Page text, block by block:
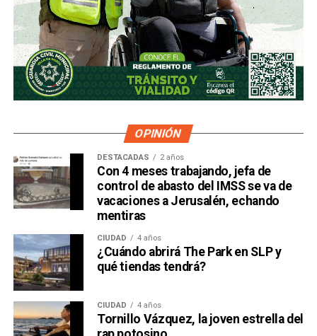
OPINIÓN
DESTACADAS 2 años
Con 4 meses trabajando, jefa de
control de abasto del IMSS se va de
vacaciones a Jerusalén, echando
mentiras
CIUDAD 4 años
¿Cuándo abrirá The Park en SLP y
qué tiendas tendrá?
CIUDAD 4 años
Tornillo Vázquez, la joven estrella del